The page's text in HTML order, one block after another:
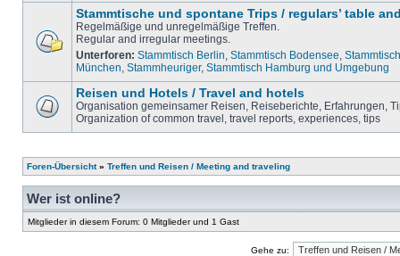
Stammtische und spontane Trips / regulars’ table
Regelmäßige und unregelmäßige Treffen.
Regular and irregular meetings.
Unterforen: Stammtisch Berlin, Stammtisch Bodensee,
München, Stammheuriger, Stammtisch Hamburg und Umgebung
Reisen und Hotels / Travel and hotels
Organisation gemeinsamer Reisen, Reiseberichte, Erfahrungen,
Organization of common travel, travel reports, experiences, tips
Foren-Übersicht» Treffen und Reisen / Meeting and traveling
Wer ist online?
Mitglieder in diesem Forum: 0 Mitglieder und 1 Gast
Gehe zu: